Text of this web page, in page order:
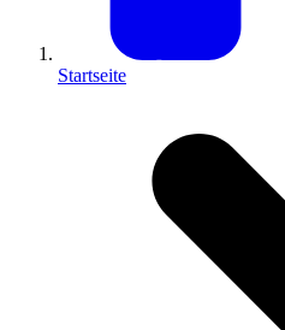
Startseite